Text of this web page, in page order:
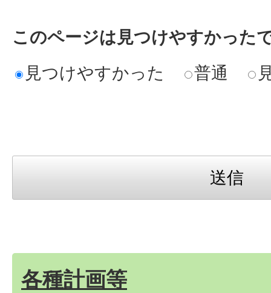
このページは見つけやすかった
見つけやすかった
普通
各種計画等